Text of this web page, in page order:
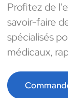
Profitez de
savoir-faire
spécialisés
médicaux,